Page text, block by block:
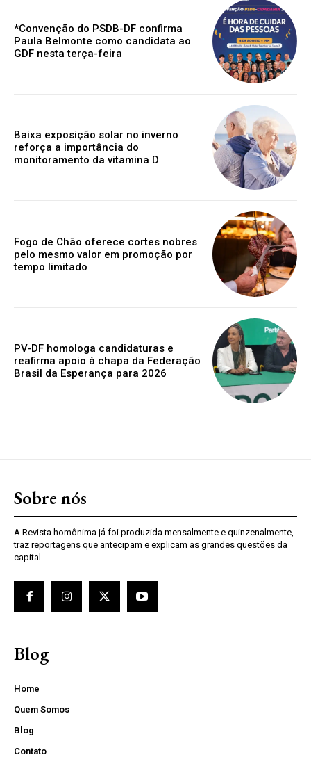
*Convenção do PSDB-DF confirma
Paula Belmonte como candidata ao
GDF nesta terça-feira
Baixa exposição solar no inverno
reforça a importância do
monitoramento da vitamina D
Fogo de Chão oferece cortes nobres
pelo mesmo valor em promoção por
tempo limitado
PV-DF homologa candidaturas e
reafirma apoio à chapa da Federação
Brasil da Esperança para 2026
Sobre nós
A Revista homônima já foi produzida mensalmente e quinzenalmente,
traz reportagens que antecipam e explicam as grandes questões da
capital.
Blog
Home
Quem Somos
Blog
Contato